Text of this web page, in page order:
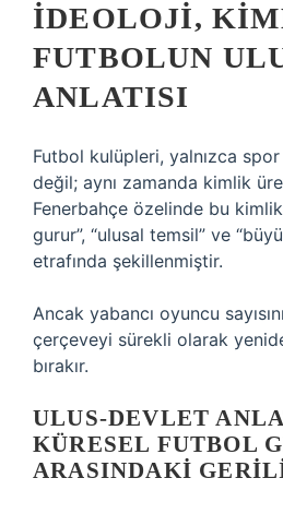
İDEOLOJI,
FUTBOLUN
ANLATISI
Futbol kulüpleri, yalnızca
değil; aynı zamanda kimlik
Fenerbahçe özelinde bu
gurur”, “ulusal temsil” ve
etrafında şekillenmiştir.
Ancak yabancı oyuncu
çerçeveyi sürekli olarak
bırakır.
ULUS-DEVLET
KÜRESEL FUTBOL
ARASINDAKI